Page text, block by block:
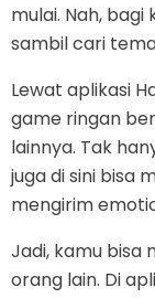
mulai. Nah,
sambil cari
Lewat aplikasi
game ringan
lainnya. Tak
juga di sini bisa
mengirim
Jadi, kamu bisa
orang lain. Di